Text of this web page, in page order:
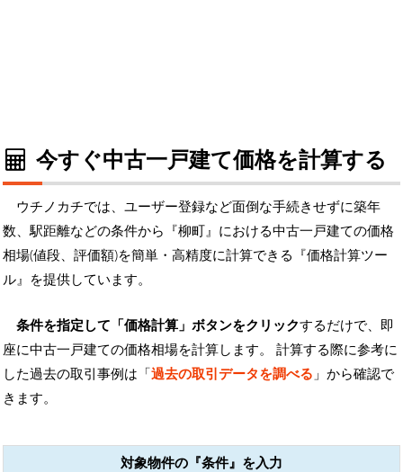
今すぐ中古一戸建て価格を計算する
ウチノカチでは、ユーザー登録など面倒な手続きせずに築年
数、駅距離などの条件から『柳町』における中古一戸建ての価格
相場(値段、評価額)を簡単・高精度に計算できる『価格計算ツー
ル』を提供しています。
条件を指定して「価格計算」ボタンをクリックするだけで、即
座に中古一戸建ての価格相場を計算します。 計算する際に参考に
した過去の取引事例は「過去の取引データを調べる 」から確認で
きます。
対象物件の『条件』を入力